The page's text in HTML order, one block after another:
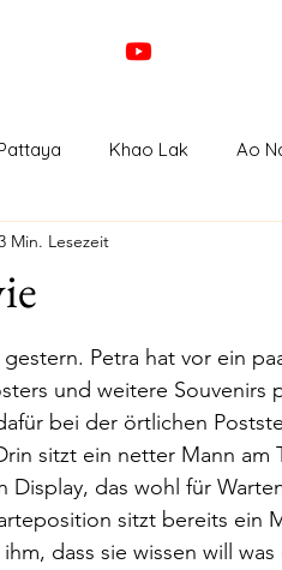
Khao Lak Ao
Lumpur
Auckland Papamoa
Min. Lesezeit
Petra hat vor ein
und weitere Souvenirs
bei der örtlichen
sitzt ein netter Mann am
Display, das wohl für
sitzt bereits ein
dass sie wissen will